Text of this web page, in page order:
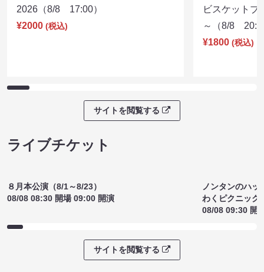
ショータイムのペンミタイムフェス
2026（8/8 17:00）
サイトを閲覧する
ライブチケット